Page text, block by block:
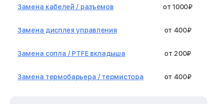
Замена кабелей / разъемов от 1000₽
Замена дисплея управления от 400₽
Замена сопла / PTFE вкладыша от 200₽
Замена термобарьера / термистора от 400₽